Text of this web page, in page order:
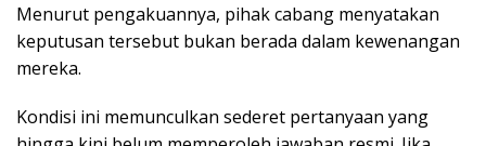
Menurut pengakuannya, pihak cabang menyatakan
keputusan tersebut bukan berada dalam kewenangan
mereka.
Kondisi ini memunculkan sederet pertanyaan yang